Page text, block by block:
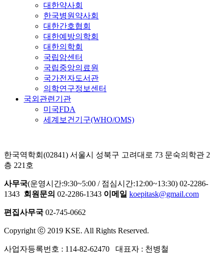
대한약사회
한국병원약사회
대한간호협회
대한예방의학회
대한의학회
국립암센터
국립중앙의료원
국가전자도서관
의학연구정보센터
국외관련기관
미국FDA
세계보건기구(WHO/OMS)
한국역학회(02841) 서울시 성북구 고려대로 73 문숙의학관 2
층 221호
사무국(운영시간:9:30~5:00 / 점심시간:12:00~13:30) 02-2286-
1343 회원문의 02-2286-1343 이메일 koepitask@gmail.com
편집사무국 02-745-0662
Copyright ⓒ 2019 KSE. All Rights Reserved.
사업자등록번호 : 114-82-62470 대표자 : 천병철